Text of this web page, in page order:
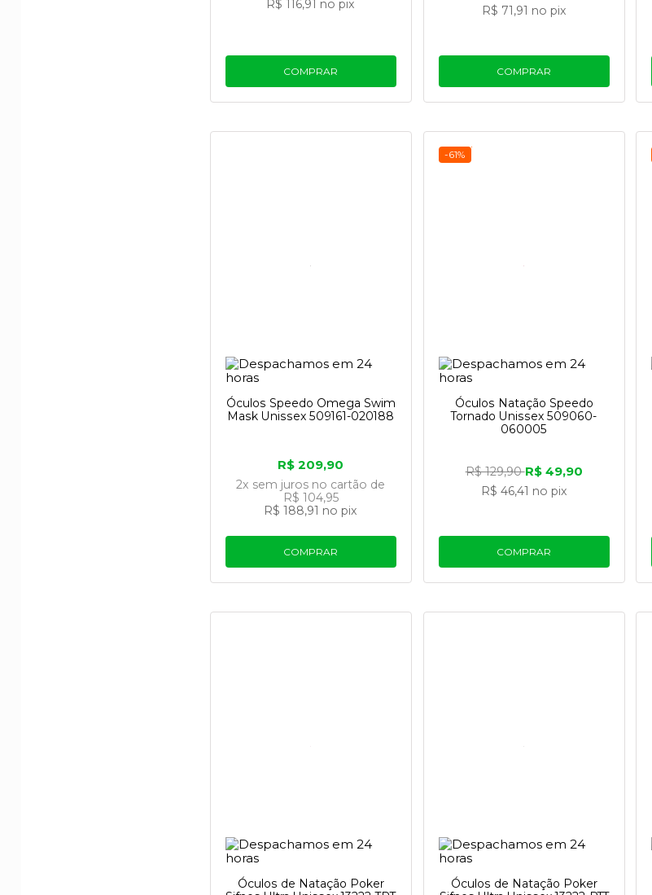
R$ 116,91 no pix
COMPRAR
R$ 71,91 no pix
COMPRAR
Óculos Speedo Omega Swim
Mask Unissex 509161-020188
R$ 209,90
2x sem juros no cartão de
R$ 104,95
R$ 188,91 no pix
COMPRAR
-61%
Óculos Natação Speedo
Tornado Unissex 509060-
060005
R$ 129,90R$ 49,90
R$ 46,41 no pix
COMPRAR
Óculos de Natação Poker
Óculos de Natação Poker